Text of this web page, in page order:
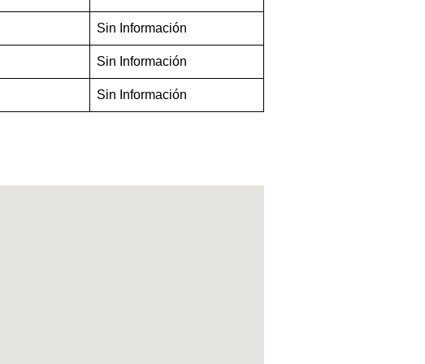
Sin Información
Sin Información
Sin Información